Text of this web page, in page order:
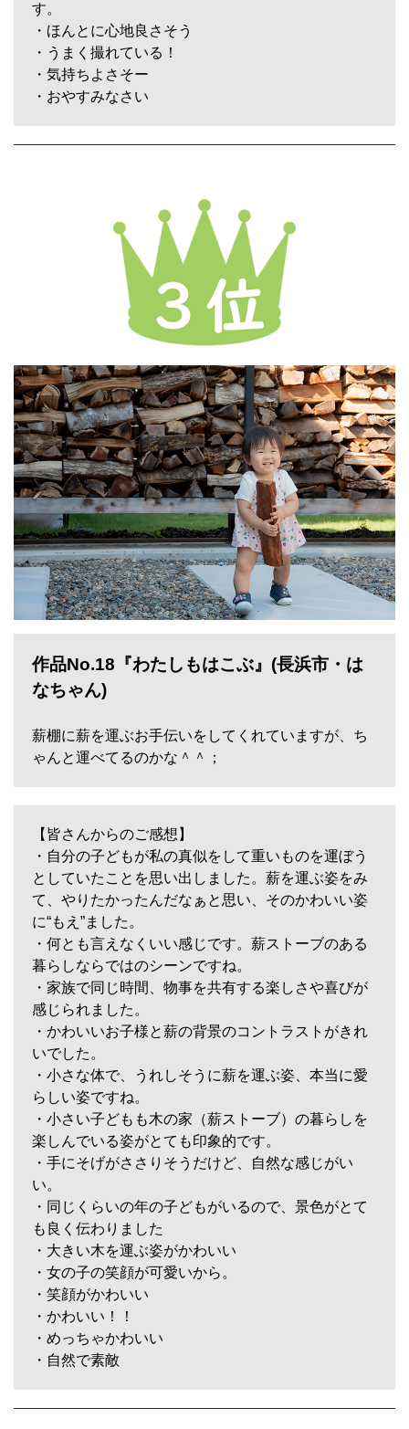
す。
・ほんとに心地良さそう
・うまく撮れている！
・気持ちよさそー
・おやすみなさい
作品No.18『わたしもはこぶ』(長浜市・は
なちゃん)
薪棚に薪を運ぶお手伝いをしてくれていますが、ち
ゃんと運べてるのかな＾＾；
【皆さんからのご感想】
・自分の子どもが私の真似をして重いものを運ぼう
としていたことを思い出しました。薪を運ぶ姿をみ
て、やりたかったんだなぁと思い、そのかわいい姿
に“もえ”ました。
・何とも言えなくいい感じです。薪ストーブのある
暮らしならではのシーンですね。
・家族で同じ時間、物事を共有する楽しさや喜びが
感じられました。
・かわいいお子様と薪の背景のコントラストがきれ
いでした。
・小さな体で、うれしそうに薪を運ぶ姿、本当に愛
らしい姿ですね。
・小さい子どもも木の家（薪ストーブ）の暮らしを
楽しんでいる姿がとても印象的です。
・手にそげがささりそうだけど、自然な感じがい
い。
・同じくらいの年の子どもがいるので、景色がとて
も良く伝わりました
・大きい木を運ぶ姿がかわいい
・女の子の笑顔が可愛いから。
・笑顔がかわいい
・かわいい！！
・めっちゃかわいい
・自然で素敵